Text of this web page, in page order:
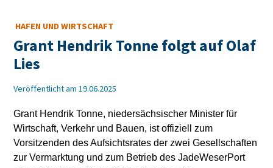
HAFEN UND WIRTSCHAFT
Grant Hendrik Tonne folgt auf Olaf
Lies
Veröffentlicht am 19.06.2025
Grant Hendrik Tonne, niedersächsischer Minister für
Wirtschaft, Verkehr und Bauen, ist offiziell zum
Vorsitzenden des Aufsichtsrates der zwei Gesellschaften
zur Vermarktung und zum Betrieb des JadeWeserPort